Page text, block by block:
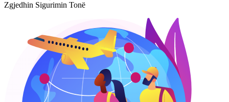
Zgjedhin Sigurimin Tonë